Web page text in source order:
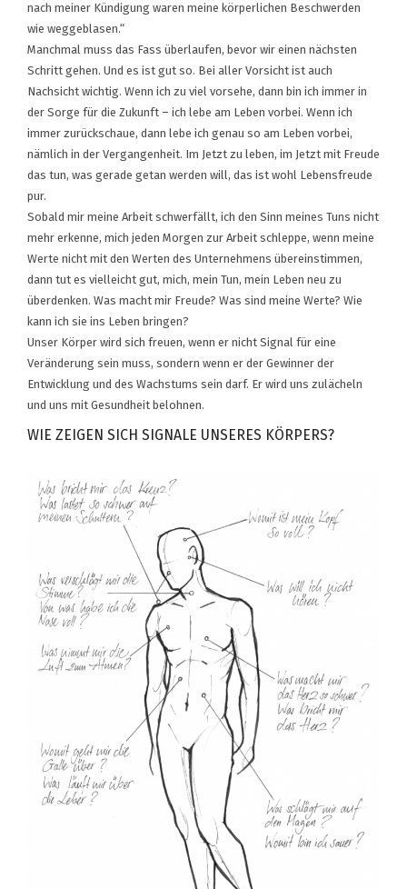
nach meiner Kündigung waren meine körperlichen Beschwerden
wie weggeblasen.“
Manchmal muss das Fass überlaufen, bevor wir einen nächsten
Schritt gehen. Und es ist gut so. Bei aller Vorsicht ist auch
Nachsicht wichtig. Wenn ich zu viel vorsehe, dann bin ich immer in
der Sorge für die Zukunft – ich lebe am Leben vorbei. Wenn ich
immer zurückschaue, dann lebe ich genau so am Leben vorbei,
nämlich in der Vergangenheit. Im Jetzt zu leben, im Jetzt mit Freude
das tun, was gerade getan werden will, das ist wohl Lebensfreude
pur.
Sobald mir meine Arbeit schwerfällt, ich den Sinn meines Tuns nicht
mehr erkenne, mich jeden Morgen zur Arbeit schleppe, wenn meine
Werte nicht mit den Werten des Unternehmens übereinstimmen,
dann tut es vielleicht gut, mich, mein Tun, mein Leben neu zu
überdenken. Was macht mir Freude? Was sind meine Werte? Wie
kann ich sie ins Leben bringen?
Unser Körper wird sich freuen, wenn er nicht Signal für eine
Veränderung sein muss, sondern wenn er der Gewinner der
Entwicklung und des Wachstums sein darf. Er wird uns zulächeln
und uns mit Gesundheit belohnen.
WIE ZEIGEN SICH SIGNALE UNSERES KÖRPERS?